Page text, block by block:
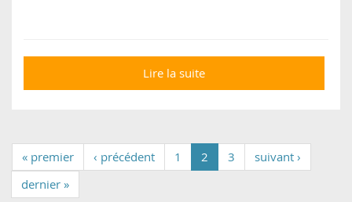
Lire la suite
suis devenu
« premier ‹ précédent 1 2 3
suivant ›
dernier »